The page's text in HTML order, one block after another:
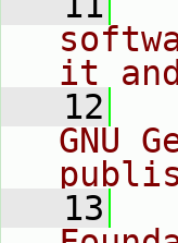
it
   12
GNU
   13